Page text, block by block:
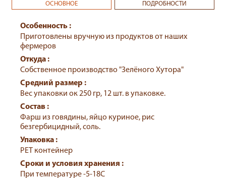
ОСНОВНОЕ ПОДРОБНОСТИ
Особенность :
Приготовлены вручную из продуктов от наших
фермеров
Откуда :
Собственное производство "Зелёного Хутора"
Средний размер :
Вес упаковки ок 250 гр, 12 шт. в упаковке.
Состав :
Фарш из говядины, яйцо куриное, рис
безгербицидный, соль.
Упаковка :
РЕТ контейнер
Сроки и условия хранения :
При температуре -5-18С